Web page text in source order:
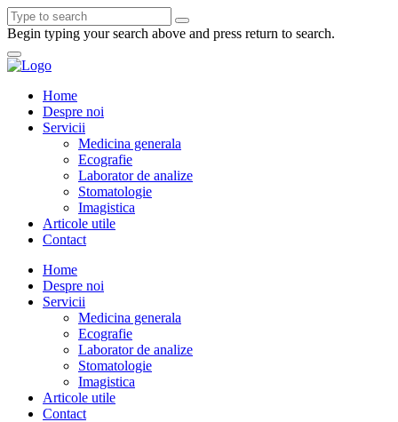
Begin typing your search above and press return to search.
Home
Despre noi
Servicii
Medicina generala
Ecografie
Laborator de analize
Stomatologie
Imagistica
Articole utile
Contact
Home
Despre noi
Servicii
Medicina generala
Ecografie
Laborator de analize
Stomatologie
Imagistica
Articole utile
Contact